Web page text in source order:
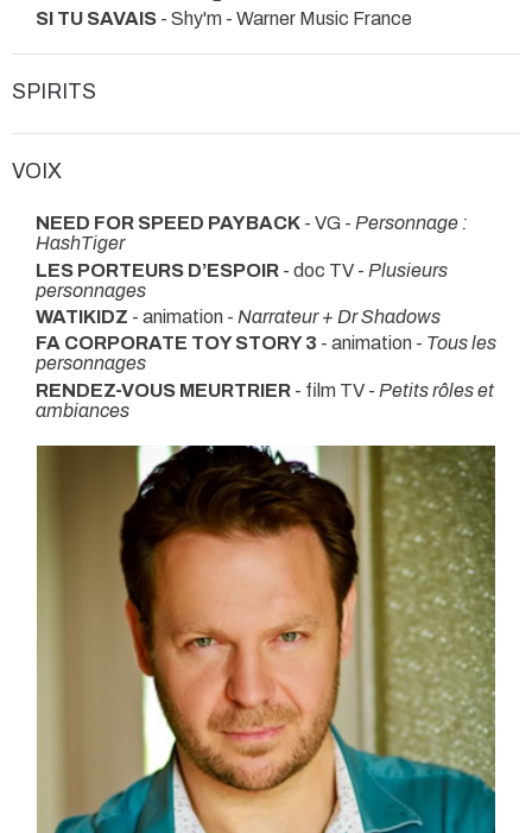
SI TU SAVAIS - Shy'm - Warner Music France
SPIRITS
VOIX
NEED FOR SPEED PAYBACK - VG - Personnage :
HashTiger
LES PORTEURS D’ESPOIR - doc TV - Plusieurs
personnages
WATIKIDZ - animation - Narrateur + Dr Shadows
FA CORPORATE TOY STORY 3 - animation - Tous les
personnages
RENDEZ-VOUS MEURTRIER - film TV - Petits rôles et
ambiances